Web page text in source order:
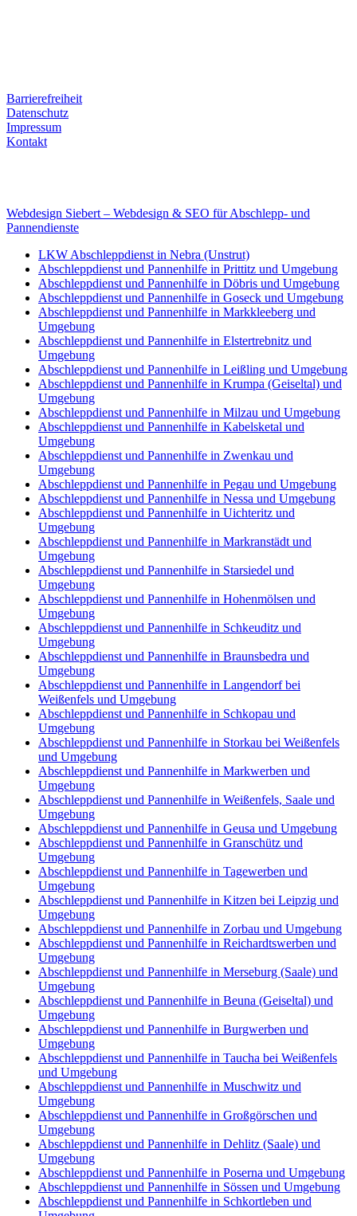
Barrierefreiheit
Datenschutz
Impressum
Kontakt
Webdesign Siebert – Webdesign & SEO für Abschlepp- und
Pannendienste
LKW Abschleppdienst in Nebra (Unstrut)
Abschleppdienst und Pannenhilfe in Prittitz und Umgebung
Abschleppdienst und Pannenhilfe in Döbris und Umgebung
Abschleppdienst und Pannenhilfe in Goseck und Umgebung
Abschleppdienst und Pannenhilfe in Markkleeberg und
Umgebung
Abschleppdienst und Pannenhilfe in Elstertrebnitz und
Umgebung
Abschleppdienst und Pannenhilfe in Leißling und Umgebung
Abschleppdienst und Pannenhilfe in Krumpa (Geiseltal) und
Umgebung
Abschleppdienst und Pannenhilfe in Milzau und Umgebung
Abschleppdienst und Pannenhilfe in Kabelsketal und
Umgebung
Abschleppdienst und Pannenhilfe in Zwenkau und
Umgebung
Abschleppdienst und Pannenhilfe in Pegau und Umgebung
Abschleppdienst und Pannenhilfe in Nessa und Umgebung
Abschleppdienst und Pannenhilfe in Uichteritz und
Umgebung
Abschleppdienst und Pannenhilfe in Markranstädt und
Umgebung
Abschleppdienst und Pannenhilfe in Starsiedel und
Umgebung
Abschleppdienst und Pannenhilfe in Hohenmölsen und
Umgebung
Abschleppdienst und Pannenhilfe in Schkeuditz und
Umgebung
Abschleppdienst und Pannenhilfe in Braunsbedra und
Umgebung
Abschleppdienst und Pannenhilfe in Langendorf bei
Weißenfels und Umgebung
Abschleppdienst und Pannenhilfe in Schkopau und
Umgebung
Abschleppdienst und Pannenhilfe in Storkau bei Weißenfels
und Umgebung
Abschleppdienst und Pannenhilfe in Markwerben und
Umgebung
Abschleppdienst und Pannenhilfe in Weißenfels, Saale und
Umgebung
Abschleppdienst und Pannenhilfe in Geusa und Umgebung
Abschleppdienst und Pannenhilfe in Granschütz und
Umgebung
Abschleppdienst und Pannenhilfe in Tagewerben und
Umgebung
Abschleppdienst und Pannenhilfe in Kitzen bei Leipzig und
Umgebung
Abschleppdienst und Pannenhilfe in Zorbau und Umgebung
Abschleppdienst und Pannenhilfe in Reichardtswerben und
Umgebung
Abschleppdienst und Pannenhilfe in Merseburg (Saale) und
Umgebung
Abschleppdienst und Pannenhilfe in Beuna (Geiseltal) und
Umgebung
Abschleppdienst und Pannenhilfe in Burgwerben und
Umgebung
Abschleppdienst und Pannenhilfe in Taucha bei Weißenfels
und Umgebung
Abschleppdienst und Pannenhilfe in Muschwitz und
Umgebung
Abschleppdienst und Pannenhilfe in Großgörschen und
Umgebung
Abschleppdienst und Pannenhilfe in Dehlitz (Saale) und
Umgebung
Abschleppdienst und Pannenhilfe in Poserna und Umgebung
Abschleppdienst und Pannenhilfe in Sössen und Umgebung
Abschleppdienst und Pannenhilfe in Schkortleben und